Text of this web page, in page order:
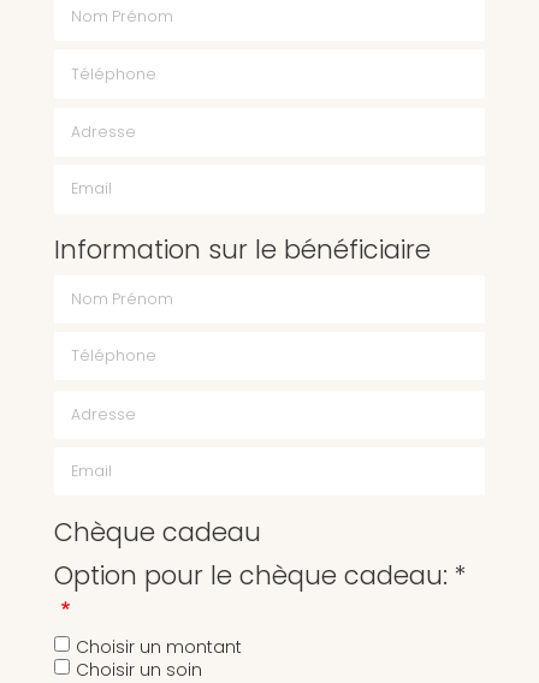
Information sur le bénéficiaire
Chèque cadeau
Option pour le chèque cadeau: *
Choisir un montant
Choisir un soin